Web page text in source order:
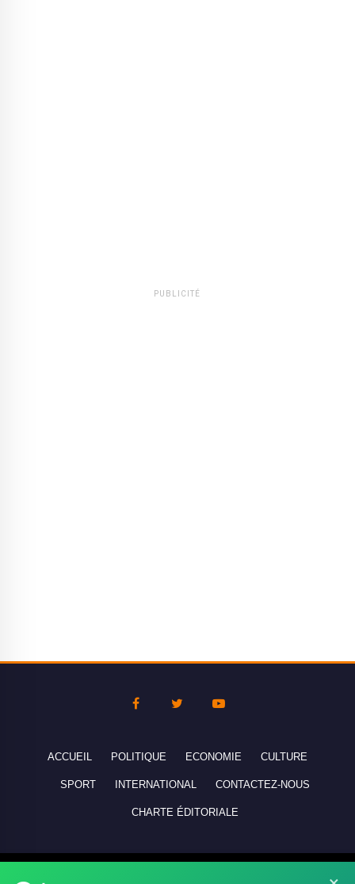
PUBLICITÉ
ACCUEIL POLITIQUE ECONOMIE CULTURE
SPORT INTERNATIONAL CONTACTEZ-NOUS
CHARTE ÉDITORIALE